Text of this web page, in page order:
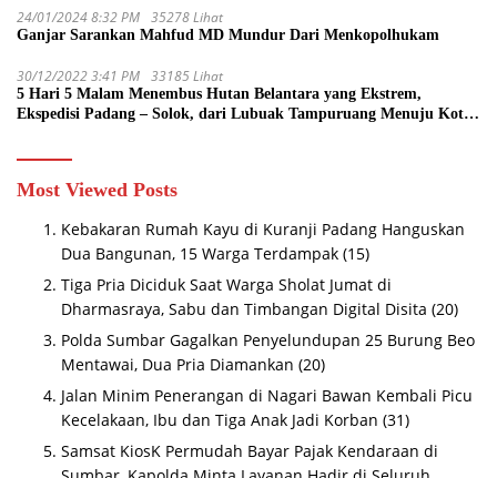
24/01/2024 8:32 PM 35278 Lihat
Ganjar Sarankan Mahfud MD Mundur Dari Menkopolhukam
30/12/2022 3:41 PM 33185 Lihat
5 Hari 5 Malam Menembus Hutan Belantara yang Ekstrem,
Ekspedisi Padang – Solok, dari Lubuak Tampuruang Menuju Koto
Most Viewed Posts
Kebakaran Rumah Kayu di Kuranji Padang Hanguskan
Dua Bangunan, 15 Warga Terdampak (15)
Tiga Pria Diciduk Saat Warga Sholat Jumat di
Dharmasraya, Sabu dan Timbangan Digital Disita (20)
Polda Sumbar Gagalkan Penyelundupan 25 Burung Beo
Mentawai, Dua Pria Diamankan (20)
Jalan Minim Penerangan di Nagari Bawan Kembali Picu
Kecelakaan, Ibu dan Tiga Anak Jadi Korban (31)
Samsat KiosK Permudah Bayar Pajak Kendaraan di